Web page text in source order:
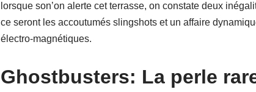
lorsque son’on alerte cet terrasse, on constate deux
ce seront les accoutumés slingshots et un affaire
électro-magnétiques.
Ghostbusters: La perle